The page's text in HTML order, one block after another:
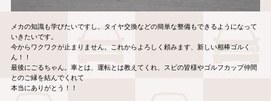
メカの知識も学びたいですし、タイヤ交換などの簡単な整備もできるようになって
いきたいです。
今からワクワクが止まりません。これからよろしく頼みます、新しい相棒ゴルく
ん！！
最後にごるちゃん。車とは、運転とは教えてくれ、スピの皆様やゴルフカップ仲間
とのご縁を結んでくれて
本当にありがとう！！